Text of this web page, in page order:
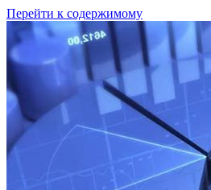
Перейти к содержимому